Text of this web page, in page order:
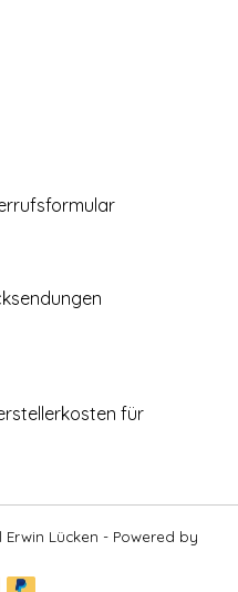
für
Lücken - Powered by